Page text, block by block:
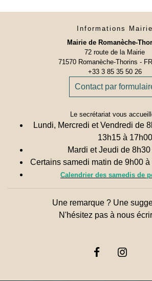
Informations Mairie
Mairie de Romanèche-
72 route de la Mairie
71570 Romanèche-Thorins -
+33 3 85 35 50 26
Contact par
Le secrétariat vous
Lundi, Mercredi et Vendredi de
13h15 à 17h00
Mardi et Jeudi de
Certains samedi matin de 9h00 à
Calendrier des samedis de
Une remarque ? Une
N'hésitez pas à nous